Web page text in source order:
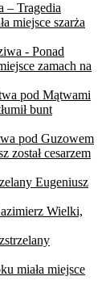
– Tragedia
miejsce szarża
- Ponad
zamach na
pod Mątwami
bunt
pod Guzowem
został cesarzem
Eugeniusz
Wielki,
miała miejsce